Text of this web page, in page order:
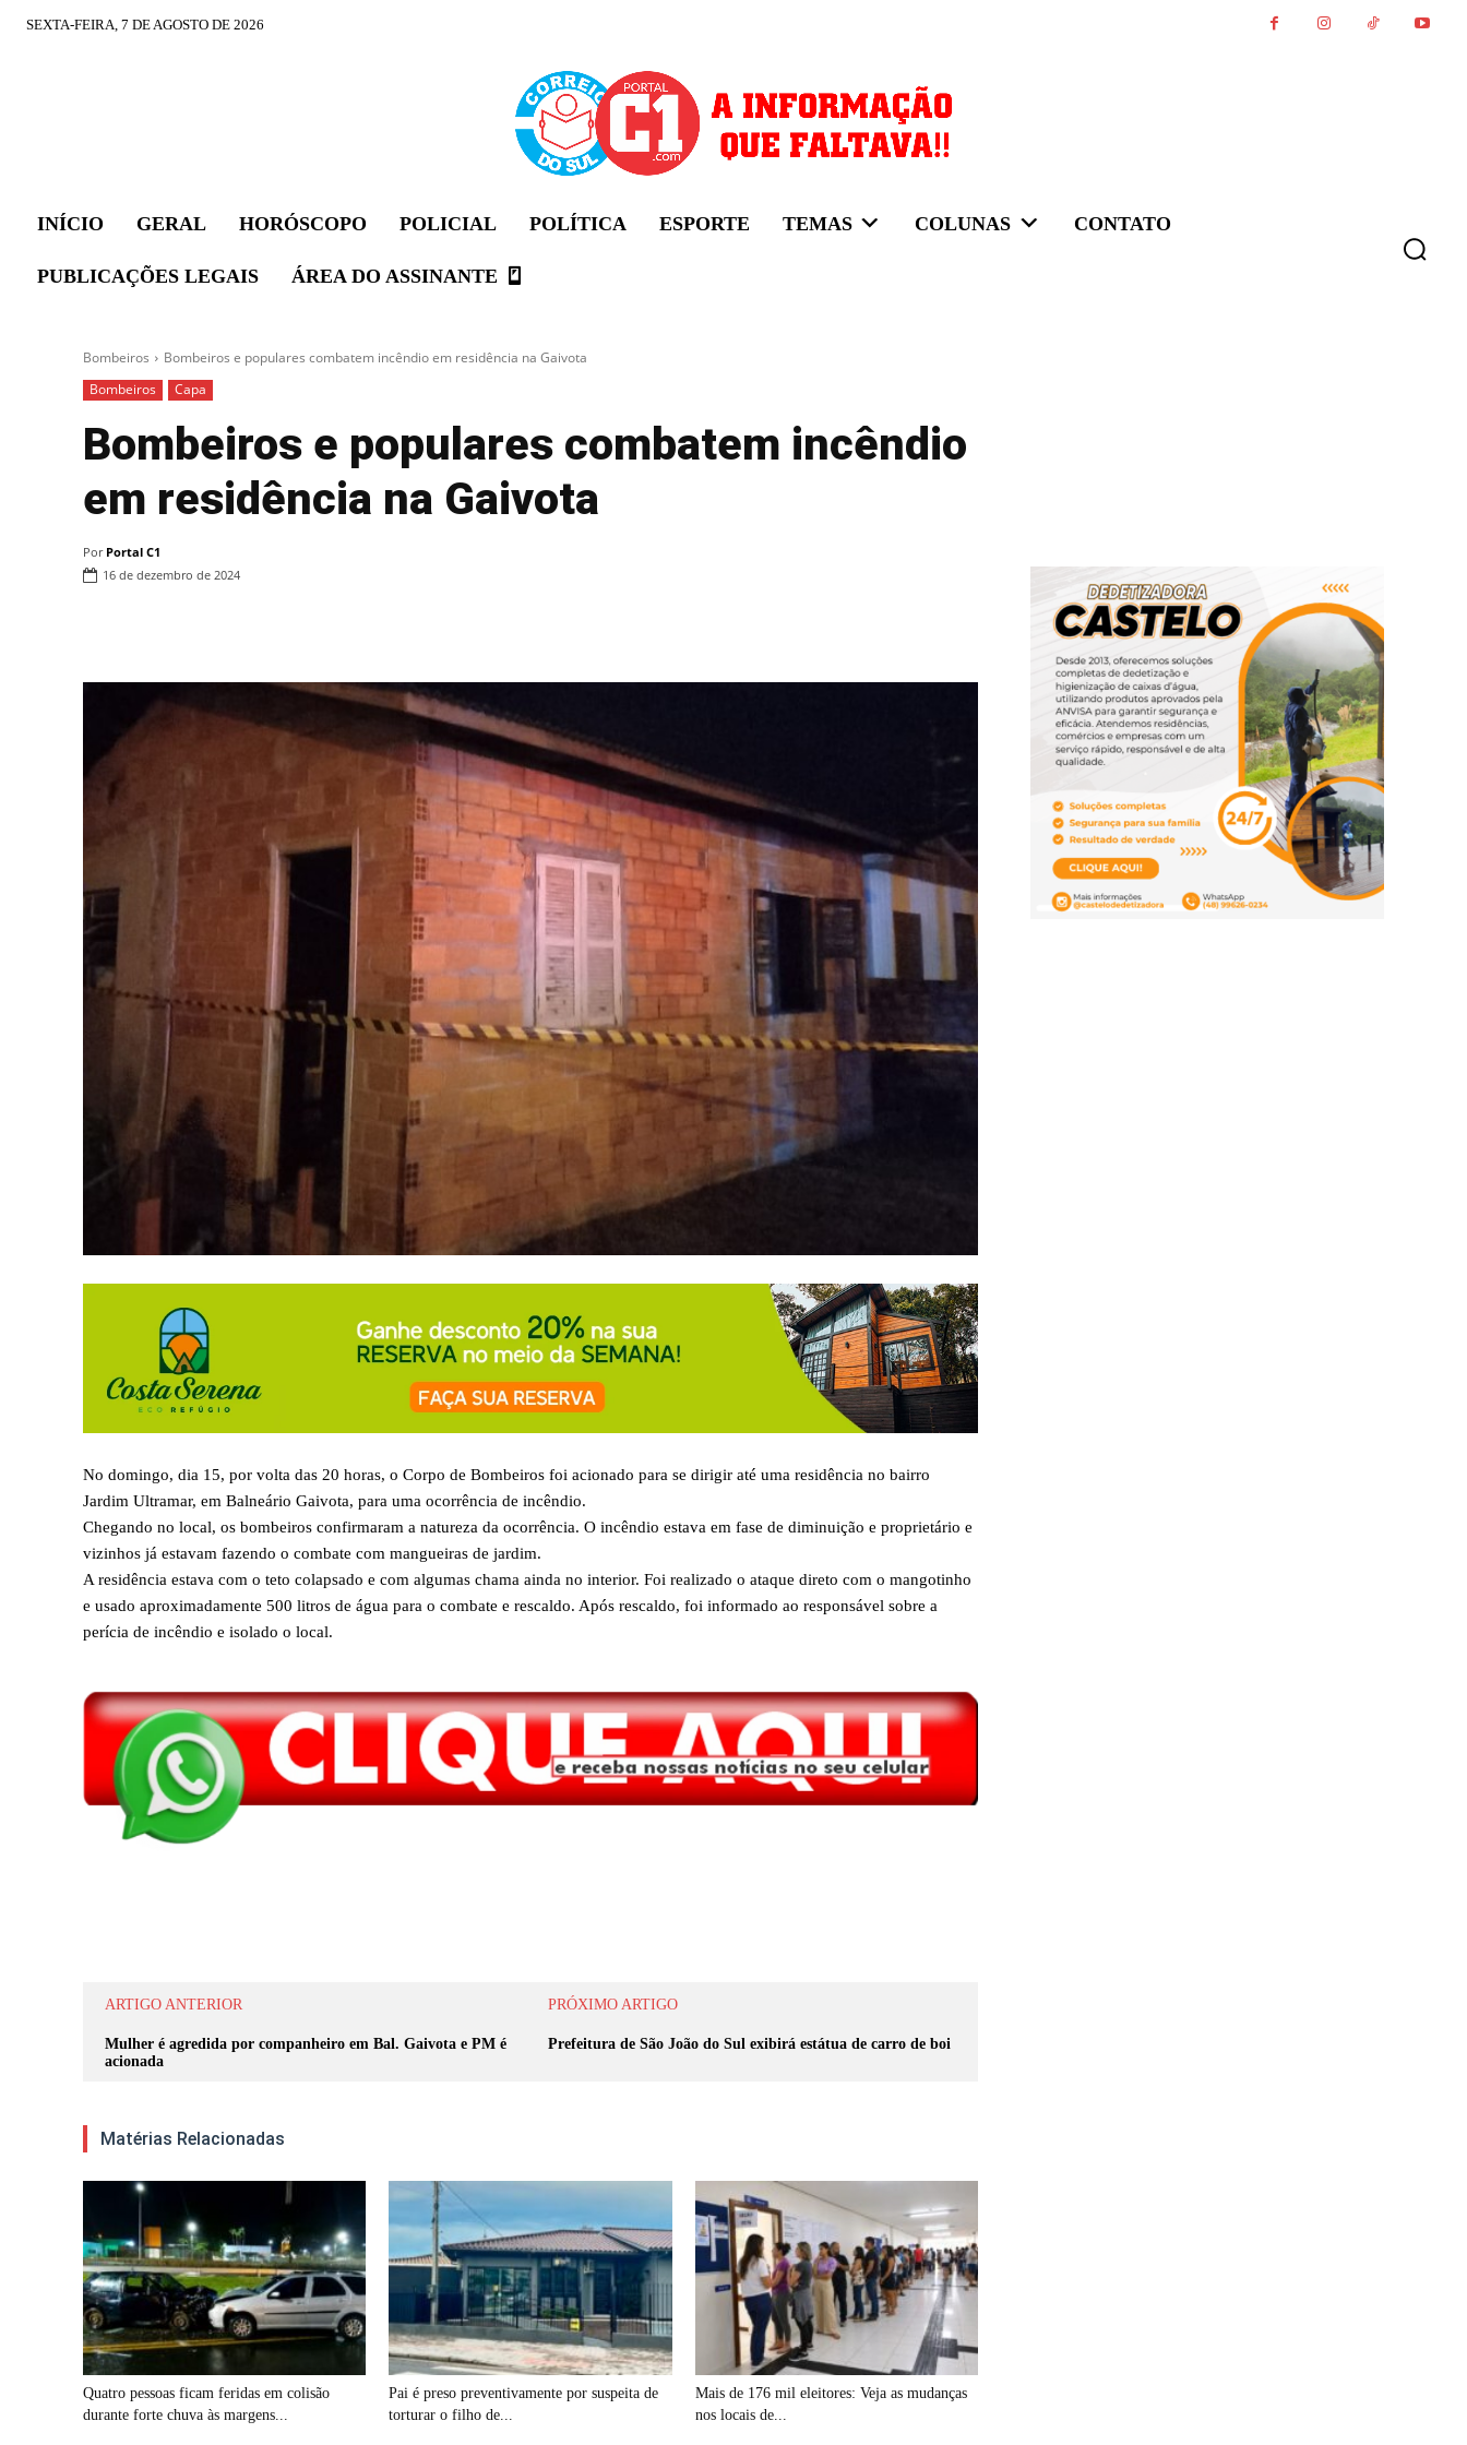
SEXTA-FEIRA, 7 DE AGOSTO DE 2026
INÍCIO GERAL HORÓSCOPO POLICIAL POLÍTICA ESPORTE TEMAS COLUNAS CONTATO
PUBLICAÇÕES LEGAIS ÁREA DO ASSINANTE
Bombeiros
Bombeiros e populares combatem incêndio em residência na Gaivota
Bombeiros
Capa
Bombeiros e populares combatem incêndio
em residência na Gaivota
Por Portal C1
16 de dezembro de 2024
No domingo, dia 15, por volta das 20 horas, o Corpo de Bombeiros foi acionado para se dirigir até uma residência no bairro
Jardim Ultramar, em Balneário Gaivota, para uma ocorrência de incêndio.
Chegando no local, os bombeiros confirmaram a natureza da ocorrência. O incêndio estava em fase de diminuição e proprietário e
vizinhos já estavam fazendo o combate com mangueiras de jardim.
A residência estava com o teto colapsado e com algumas chama ainda no interior. Foi realizado o ataque direto com o mangotinho
e usado aproximadamente 500 litros de água para o combate e rescaldo. Após rescaldo, foi informado ao responsável sobre a
perícia de incêndio e isolado o local.
ARTIGO ANTERIOR
Mulher é agredida por companheiro em Bal. Gaivota e PM é
acionada
PRÓXIMO ARTIGO
Prefeitura de São João do Sul exibirá estátua de carro de boi
Matérias Relacionadas
Quatro pessoas ficam feridas em colisão
durante forte chuva às margens...
Pai é preso preventivamente por suspeita de
torturar o filho de...
Mais de 176 mil eleitores: Veja as mudanças
nos locais de...